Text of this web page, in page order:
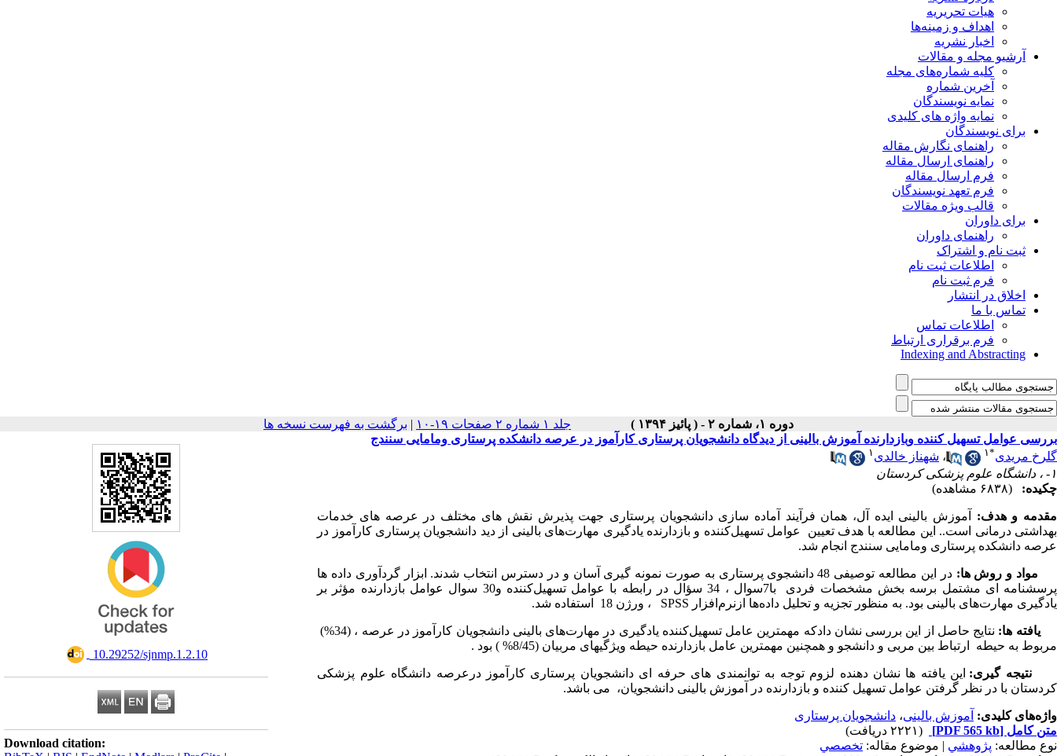
هیات تحریریه
اهداف و زمینه‌ها
اخبار نشریه
آرشیو مجله و مقالات
کلیه شماره‌های مجله
آخرین شماره
نمایه نویسندگان
نمایه واژه های کلیدی
برای نویسندگان
راهنمای نگارش مقاله
راهنمای ارسال مقاله
فرم ارسال مقاله
فرم تعهد نویسندگان
قالب ویژه مقالات
برای داوران
راهنمای داوران
ثبت نام و اشتراک
اطلاعات ثبت نام
فرم ثبت نام
اخلاق در انتشار
تماس با ما
اطلاعات تماس
فرم برقراری ارتباط
Indexing and Abstracting
دوره ۱، شماره ۲ - ( پائیز ۱۳۹۴ ) جلد ۱ شماره ۲ صفحات ۱۹-۱۰ | برگشت به فهرست نسخه ها
‎ 10.29252/sjnmp.1.2.10
Download citation:
بررسی عوامل تسهیل کننده وبازدارنده آموزش بالینی از دیدگاه دانشجویان پرستاری کارآموز در عرصه دانشکده پرستاری ومامایی سنندج
گلرخ مریدی*۱ ، شهناز خالدی ۱
۱- ، دانشگاه علوم پزشکی کردستان
چکیده:
(۶۸۳۸ مشاهده)
مقدمه و هدف: آموزش بالینی ایده آل، همان فرآیند آماده سازی دانشجویان پرستاری جهت پذیرش نقش های مختلف در عرصه های خدمات
بهداشتی درمانی است.. این مطالعه با هدف تعیین عوامل تسهیل‌کننده و بازدارنده یادگیری مهارت‌های بالینی از دید دانشجویان پرستاری کارآموز در
عرصه دانشکده پرستاری ومامایی سنندج انجام شد.
مواد و روش ها:
در این مطالعه توصیفی 48 دانشجوی پرستاری به صورت نمونه گیری آسان و در دسترس انتخاب شدند. ابزار گردآوری داده ها
پرسشنامه ای مشتمل برسه بخش مشخصات فردی با7سوال ، 34 سؤال در رابطه با عوامل تسهیل‌کننده و30 سوال عوامل بازدارنده مؤثر بر
یادگیری مهارت‌های بالینی بود. به منظور تجزیه و تحلیل داده‌ها ازنرم‌افزار SPSS ، ورژن 18 استفاده شد.
یافته ها:
نتایج حاصل از این بررسی نشان دادکه مهمترین عامل تسهیل‌کننده یادگیری در مهارت‌های بالینی دانشجویان کارآموز در عرصه ، (34%)
مربوط به حیطه ارتباط بین مربی و دانشجو و همچنین مهمترین عامل بازدارنده حیطه ویژگیهای مربیان (8/45% ) بود
.
نتیجه گیری: این یافته ها نشان دهنده لزوم توجه به توانمندی های حرفه ای دانشجویان پرستاری کارآموز درعرصه دانشگاه علوم پزشکی
کردستان با در نظر گرفتن عوامل تسهیل کننده و بازدارنده در آموزش بالینی دانشجویان، می باشد.
واژه‌های کلیدی: آموزش بالینی، دانشجویان پرستاری
متن کامل [PDF 565 kb]
(۲۲۲۱ دریافت)
نوع مطالعه: پژوهشي | موضوع مقاله: تخصصي